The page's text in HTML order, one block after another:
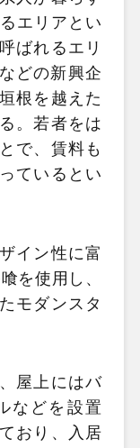
エリアとい
ばれるエリ
どの新興企
根を越えた
。若者をは
で、賃料も
ているとい
イン性に富
を使用し、
モダンスタ
屋上にはバ
などを設置
おり、入居